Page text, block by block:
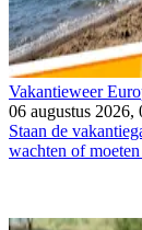
Vakantieweer
06 augustus 2026,
Staan de
wachten of